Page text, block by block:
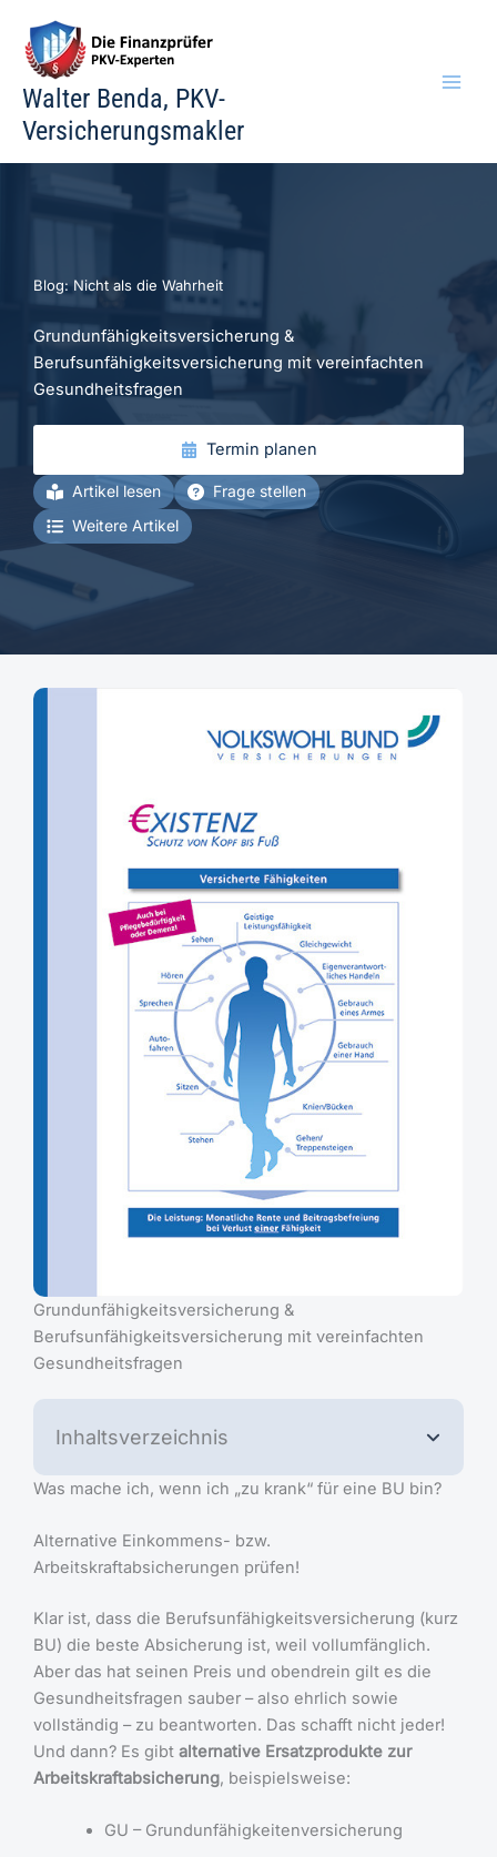
Inhalt
springen
Walter Benda, PKV-
Versicherungsmakler
Blog: Nicht als die Wahrheit
Grundunfähigkeitsversicherung &
Berufsunfähigkeitsversicherung mit vereinfachten
Gesundheitsfragen
Termin planen
Artikel lesen
Frage stellen
Weitere Artikel
Grundunfähigkeitsversicherung &
Berufsunfähigkeitsversicherung mit vereinfachten
Gesundheitsfragen
Inhaltsverzeichnis
Was mache ich, wenn ich „zu krank“ für eine BU bin?
Alternative Einkommens- bzw.
Arbeitskraftabsicherungen prüfen!
Klar ist, dass die Berufsunfähigkeitsversicherung (kurz
BU) die beste Absicherung ist, weil vollumfänglich.
Aber das hat seinen Preis und obendrein gilt es die
Gesundheitsfragen sauber – also ehrlich sowie
vollständig – zu beantworten. Das schafft nicht jeder!
Und dann? Es gibt alternative Ersatzprodukte zur
Arbeitskraftabsicherung, beispielsweise:
GU – Grundunfähigkeitenversicherung